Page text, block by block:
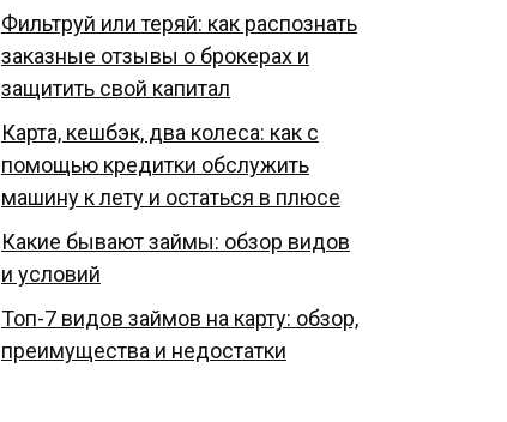
Фильтруй или теряй: как распознать
заказные отзывы о брокерах и
защитить свой капитал
Карта, кешбэк, два колеса: как с
помощью кредитки обслужить
машину к лету и остаться в плюсе
Какие бывают займы: обзор видов
и условий
Топ-7 видов займов на карту: обзор,
преимущества и недостатки